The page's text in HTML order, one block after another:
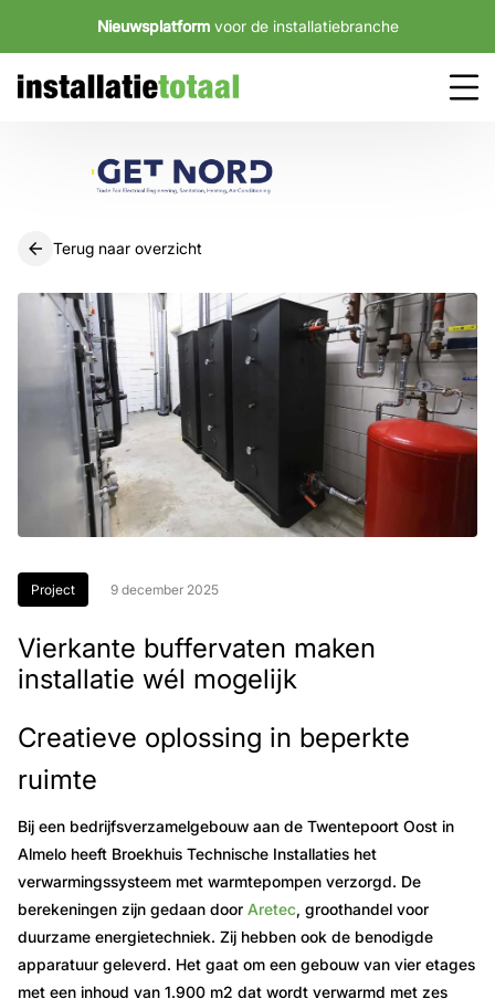
Nieuwsplatform voor de installatiebranche
Terug naar overzicht
Project 9 december 2025
Vierkante buffervaten maken
installatie wél mogelijk
Creatieve oplossing in beperkte
ruimte
Bij een bedrijfsverzamelgebouw aan de Twentepoort Oost in
Almelo heeft Broekhuis Technische Installaties het
verwarmingssysteem met warmtepompen verzorgd. De
berekeningen zijn gedaan door Aretec, groothandel voor
duurzame energietechniek. Zij hebben ook de benodigde
apparatuur geleverd. Het gaat om een gebouw van vier etages
met een inhoud van 1.900 m2 dat wordt verwarmd met zes